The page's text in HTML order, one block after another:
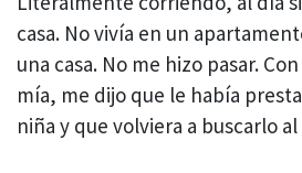
casa. No vivía en un
una casa. No me hizo pasar.
mía, me dijo que le había
niña y que volviera a buscarlo